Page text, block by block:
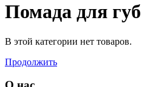
Помада для губ
В этой категории нет товаров.
Продолжить